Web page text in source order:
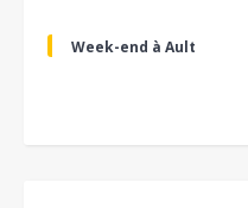
Week-end à Ault